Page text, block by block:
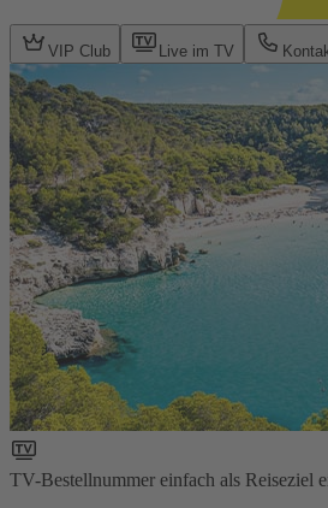
VIP Club Live im TV
TV-Bestellnummer einfach als Reiseziel